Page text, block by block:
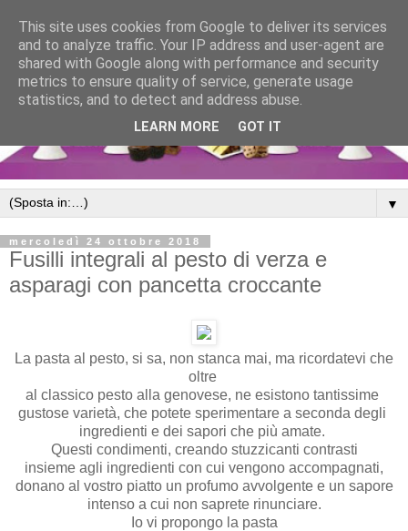
▼
mercoledì 24 ottobre 2018
Fusilli integrali al pesto di verza e
asparagi con pancetta croccante
La pasta al pesto, si sa, non stanca mai, ma ricordatevi che
oltre
al classico pesto alla genovese, ne esistono tantissime
gustose varietà, che potete sperimentare a seconda degli
ingredienti e dei sapori che più amate.
Questi condimenti, creando stuzzicanti contrasti
insieme agli ingredienti con cui vengono accompagnati,
donano al vostro piatto un profumo avvolgente e un sapore
intenso a cui non saprete rinunciare.
Io vi propongo la pasta
This site uses cookies from Google to deliver its services
and to analyze traffic. Your IP address and user-agent are
shared with Google along with performance and security
metrics to ensure quality of service, generate usage
statistics, and to detect and address abuse.
LEARN MORE GOT IT